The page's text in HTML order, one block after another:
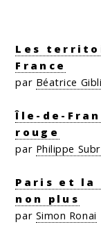
Les
France
par Béatrice
Île-de-
rouge
par Philippe
Paris et la
non plus
par Simon Ronai